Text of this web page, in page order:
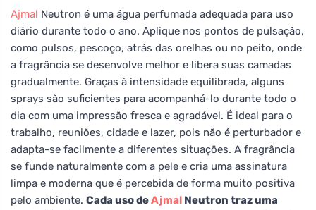
Ajmal Neutron é uma água perfumada adequada para uso
diário durante todo o ano. Aplique nos pontos de pulsação,
como pulsos, pescoço, atrás das orelhas ou no peito, onde
a fragrância se desenvolve melhor e libera suas camadas
gradualmente. Graças à intensidade equilibrada, alguns
sprays são suficientes para acompanhá-lo durante todo o
dia com uma impressão fresca e agradável. É ideal para o
trabalho, reuniões, cidade e lazer, pois não é perturbador e
adapta-se facilmente a diferentes situações. A fragrância
se funde naturalmente com a pele e cria uma assinatura
limpa e moderna que é percebida de forma muito positiva
pelo ambiente. Cada uso deAjmal Neutron traz uma